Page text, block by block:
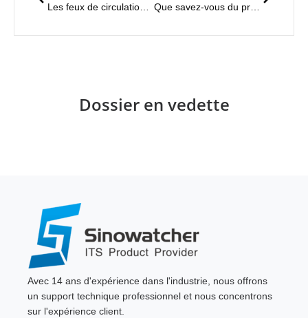
Que savez-vous du principe de fonctionnement des feux de signalisation des voitures ?
Dossier en vedette
Avec 14 ans d'expérience dans l'industrie, nous offrons
un support technique professionnel et nous concentrons
sur l'expérience client.